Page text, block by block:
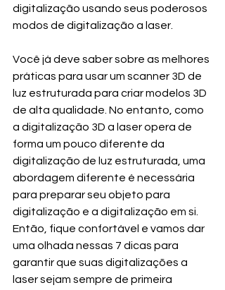
digitalização usando seus poderosos
modos de digitalização a laser.
Você já deve saber sobre as melhores
práticas para usar um scanner 3D de
luz estruturada para criar modelos 3D
de alta qualidade. No entanto, como
a digitalização 3D a laser opera de
forma um pouco diferente da
digitalização de luz estruturada, uma
abordagem diferente é necessária
para preparar seu objeto para
digitalização e a digitalização em si.
Então, fique confortável e vamos dar
uma olhada nessas 7 dicas para
garantir que suas digitalizações a
laser sejam sempre de primeira